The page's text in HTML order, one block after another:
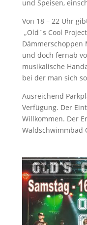
und Speisen,
Von 18 – 22 Uhr
„Old´s Cool
Dämmerschoppen
und doch fernab
musikalische
bei der man sich
Ausreichend
Verfügung. Der
Willkommen. Der
Waldschwimmbad